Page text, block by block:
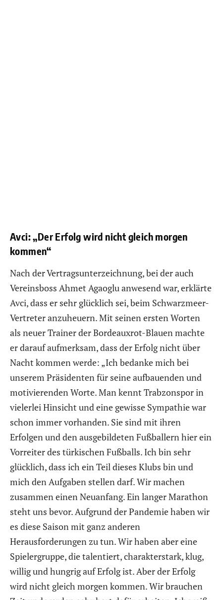
Avci: „Der Erfolg wird nicht gleich morgen
kommen“
Nach der Vertragsunterzeichnung, bei der auch
Vereinsboss Ahmet Agaoglu anwesend war, erklärte
Avci, dass er sehr glücklich sei, beim Schwarzmeer-
Vertreter anzuheuern. Mit seinen ersten Worten
als neuer Trainer der Bordeauxrot-Blauen machte
er darauf aufmerksam, dass der Erfolg nicht über
Nacht kommen werde: „Ich bedanke mich bei
unserem Präsidenten für seine aufbauenden und
motivierenden Worte. Man kennt Trabzonspor in
vielerlei Hinsicht und eine gewisse Sympathie war
schon immer vorhanden. Sie sind mit ihren
Erfolgen und den ausgebildeten Fußballern hier ein
Vorreiter des türkischen Fußballs. Ich bin sehr
glücklich, dass ich ein Teil dieses Klubs bin und
mich den Aufgaben stellen darf. Wir machen
zusammen einen Neuanfang. Ein langer Marathon
steht uns bevor. Aufgrund der Pandemie haben wir
es diese Saison mit ganz anderen
Herausforderungen zu tun. Wir haben aber eine
Spielergruppe, die talentiert, charakterstark, klug,
willig und hungrig auf Erfolg ist. Aber der Erfolg
wird nicht gleich morgen kommen. Wir brauchen